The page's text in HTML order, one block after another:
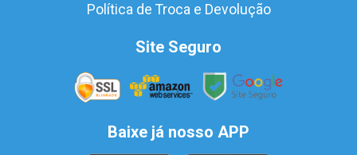
Política de Troca e Devolução
Site Seguro
Baixe já nosso APP